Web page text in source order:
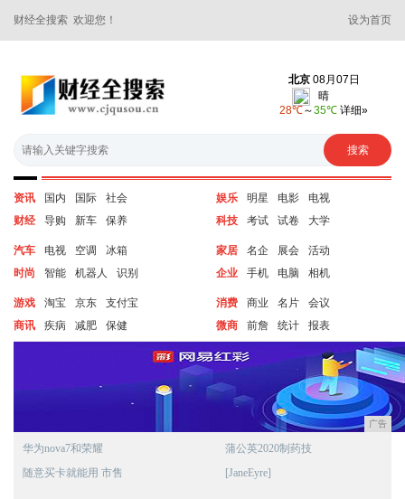
财经全搜索 欢迎您！ 设为首页
资讯 国内 国际
社会
财经
导购 新车 保养
娱乐 明星 电影
电视
科技
考试 试卷 大学
汽车 电视 空调
冰箱
时尚
智能 机器人 识别
家居 名企 展会
活动
企业
手机 电脑 相机
游戏 淘宝 京东
支付宝
商讯
疾病 减肥 保健
消费 商业 名片
会议
微商
前詹 统计 报表
广告
华为nova7和荣耀
随意买卡就能用 市售
蒲公英2020制药技
[JaneEyre]